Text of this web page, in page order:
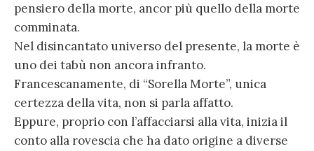
pensiero della morte, ancor più quello della morte
comminata.
Nel disincantato universo del presente, la morte è
uno dei tabù non ancora infranto.
Francescanamente, di “Sorella Morte”, unica
certezza della vita, non si parla affatto.
Eppure, proprio con l’affacciarsi alla vita, inizia il
conto alla rovescia che ha dato origine a diverse